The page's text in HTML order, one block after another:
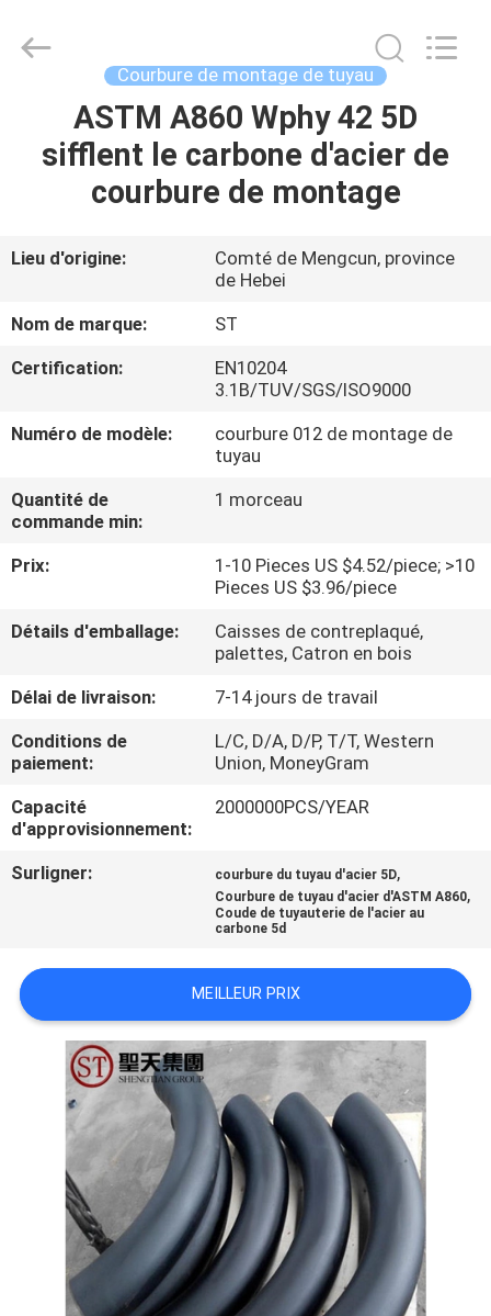
APERÇU
PRODUITS
VIDÉOS
VR
SHOW
A
DE
VISITE
DE
LA
QUALITÉ
NOUVELLES
TOUS
PLAN
Fittings
Group
Courbure de montage de tuyau
ASTM A860 Wphy 42 5D
sifflent le carbone d'acier de
courbure de montage
Lieu d'origine:
Comté de Mengcun, province
de Hebei
Nom de marque:
ST
Certification:
EN10204
3.1B/TUV/SGS/ISO9000
Numéro de modèle:
courbure 012 de montage de
tuyau
Quantité de
commande min:
1 morceau
Prix:
1-10 Pieces US $4.52/piece; >10
Pieces US $3.96/piece
Détails d'emballage:
Caisses de contreplaqué,
palettes, Catron en bois
Délai de livraison:
7-14 jours de travail
Conditions de
paiement:
L/C, D/A, D/P, T/T, Western
Union, MoneyGram
Capacité
d'approvisionnement:
2000000PCS/YEAR
Surligner: courbure du tuyau d'acier 5D,
Courbure de tuyau d'acier d'ASTM A860,
Coude de tuyauterie de l'acier au
carbone 5d
MEILLEUR PRIX